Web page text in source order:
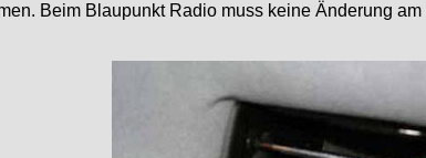
Beim Blaupunkt Radio muss keine Änderung